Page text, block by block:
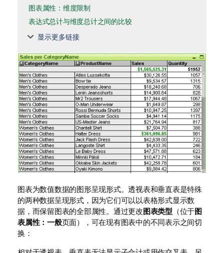
图表属性：维度限制
表达式总计与维度总计之间的比较
显示更多链接
图表为数值数据的图形呈现形式。透视表和垂直表是特殊
的两种数据呈现形式，因为它们可以以表格形式显示数
据，而保留图表的全部属性。通过更改图表类型 （位于图
表属性：一般页面），可在现有图表中的不同表示之间切
换：